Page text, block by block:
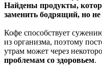
Найдены продукты,
заменить бодрящий, но
Кофе способствует
из организма, поэтому
утрам может через
проблемам со здоровьем.